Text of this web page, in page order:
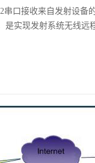
串口接收来自发射设备
是实现发射系统无线远